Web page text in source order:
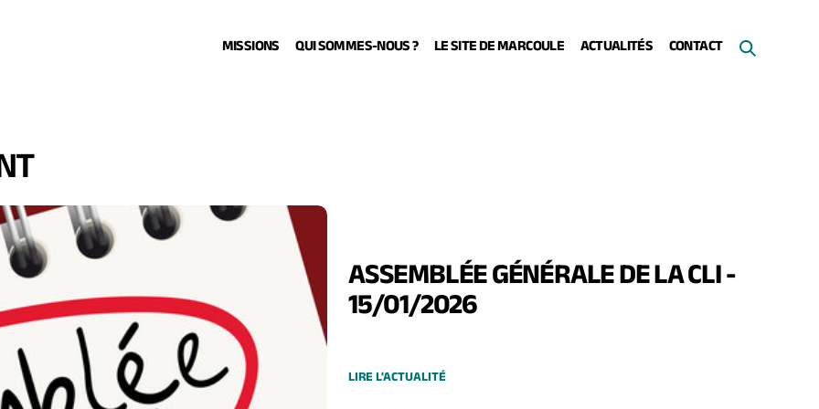
MISSIONS QUI SOMMES-NOUS ? LE SITE DE MARCOULE ACTUALITÉS CONTACT
ASSEMBLÉE GÉNÉRALE DE LA CLI -
15/01/2026
LIRE L'ACTUALITÉ